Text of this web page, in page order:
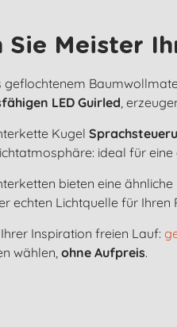
Sie Meister
geflochtenem
LED Guirled,
Kugel
ideal für eine
bieten eine
echten Lichtquelle für Ihren
Inspiration freien Lauf:
wählen, ohne Aufpreis.